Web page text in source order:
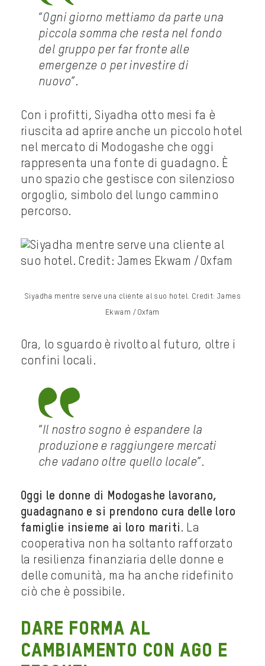
“Ogni giorno mettiamo da parte una
piccola somma che resta nel fondo
del gruppo per far fronte alle
emergenze o per investire di
nuovo”.
Con i profitti, Siyadha otto mesi fa è
riuscita ad aprire anche un piccolo hotel
nel mercato di Modogashe che oggi
rappresenta una fonte di guadagno. È
uno spazio che gestisce con silenzioso
orgoglio, simbolo del lungo cammino
percorso.
Siyadha mentre serve una cliente al suo hotel. Credit: James
Ekwam /Oxfam
Ora, lo sguardo è rivolto al futuro, oltre i
confini locali.
“Il nostro sogno è espandere la
produzione e raggiungere mercati
che vadano oltre quello locale”.
Oggi le donne di Modogashe lavorano,
guadagnano e si prendono cura delle loro
famiglie insieme ai loro mariti . La
cooperativa non ha soltanto rafforzato
la resilienza finanziaria delle donne e
delle comunità, ma ha anche ridefinito
ciò che è possibile.
DARE FORMA AL
CAMBIAMENTO CON AGO E